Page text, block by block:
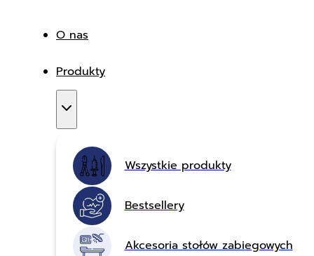
O nas
Produkty
Wszystkie produkty
Bestsellery
Akcesoria stołów zabiegowych